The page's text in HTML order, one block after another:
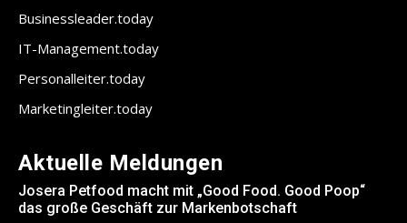
Businessleader.today
IT-Management.today
Personalleiter.today
Marketingleiter.today
Aktuelle Meldungen
Josera Petfood macht mit „Good Food. Good Poop“
das große Geschäft zur Markenbotschaft